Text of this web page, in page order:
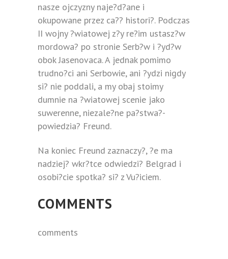
nasze ojczyzny naje?d?ane i
okupowane przez ca?? histori?. Podczas
II wojny ?wiatowej z?y re?im ustasz?w
mordowa? po stronie Serb?w i ?yd?w
obok Jasenovaca. A jednak pomimo
trudno?ci ani Serbowie, ani ?ydzi nigdy
si? nie poddali, a my obaj stoimy
dumnie na ?wiatowej scenie jako
suwerenne, niezale?ne pa?stwa?-
powiedzia? Freund.
Na koniec Freund zaznaczy?, ?e ma
nadziej? wkr?tce odwiedzi? Belgrad i
osobi?cie spotka? si? z Vu?iciem.
COMMENTS
comments